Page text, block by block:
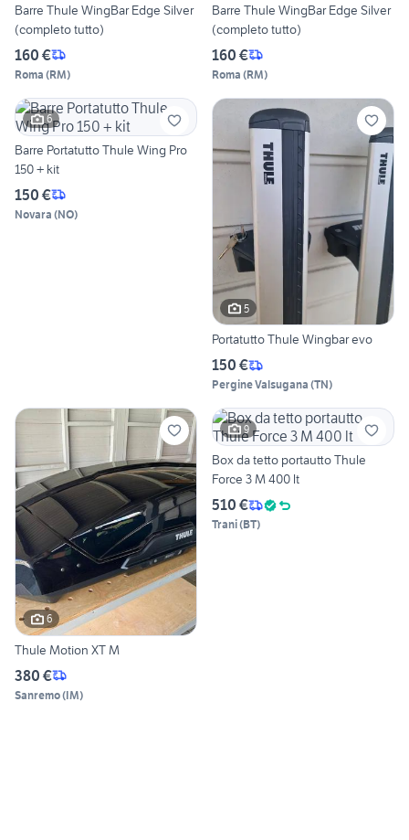
Barre Thule WingBar Edge Silver
(completo tutto)
160 €
Roma (RM)
Barre Thule WingBar Edge Silver
(completo tutto)
160 €
Roma (RM)
6
Barre Portatutto Thule Wing Pro
150 + kit
150 €
Novara (NO)
5
Portatutto Thule Wingbar evo
150 €
Pergine Valsugana (TN)
6
Thule Motion XT M
380 €
Sanremo(IM)
9
Box da tetto portautto Thule
Force 3 M 400 lt
510 €
Trani(BT)